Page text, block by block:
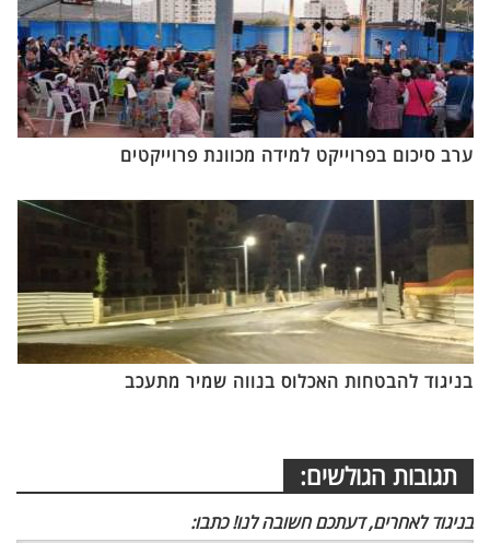
ערב סיכום בפרוייקט למידה מכוונת פרוייקטים
בניגוד להבטחות האכלוס בנווה שמיר מתעכב
תגובות הגולשים:
בניגוד לאחרים, דעתכם חשובה לנו! כתבו: